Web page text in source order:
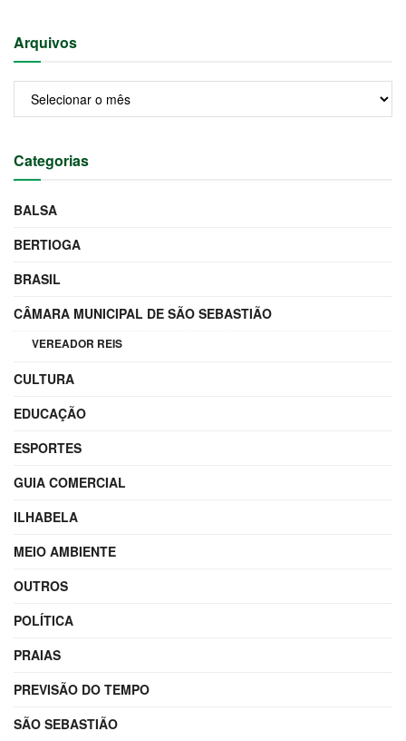
Arquivos
Categorias
BALSA
BERTIOGA
BRASIL
CÂMARA MUNICIPAL DE SÃO SEBASTIÃO
VEREADOR REIS
CULTURA
EDUCAÇÃO
ESPORTES
GUIA COMERCIAL
ILHABELA
MEIO AMBIENTE
OUTROS
POLÍTICA
PRAIAS
PREVISÃO DO TEMPO
SÃO SEBASTIÃO